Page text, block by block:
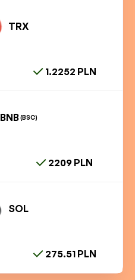
TRX
1.2252 PLN
BNB (BSC)
2209 PLN
SOL
275.51 PLN